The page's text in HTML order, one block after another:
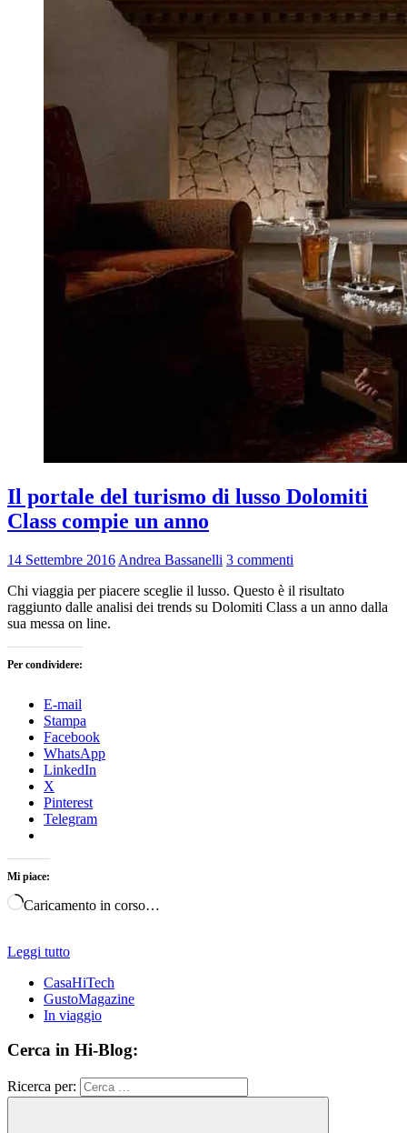
Il portale del turismo di lusso Dolomiti
Class compie un anno
14 Settembre 2016 Andrea Bassanelli 3 commenti
Chi viaggia per piacere sceglie il lusso. Questo è il risultato
raggiunto dalle analisi dei trends su Dolomiti Class a un anno dalla
sua messa on line.
Per condividere:
E-mail
Stampa
Facebook
WhatsApp
LinkedIn
X
Pinterest
Telegram
Mi piace:
Caricamento in corso…
Leggi tutto
CasaHiTech
GustoMagazine
In viaggio
Cerca in Hi-Blog:
Ricerca per: